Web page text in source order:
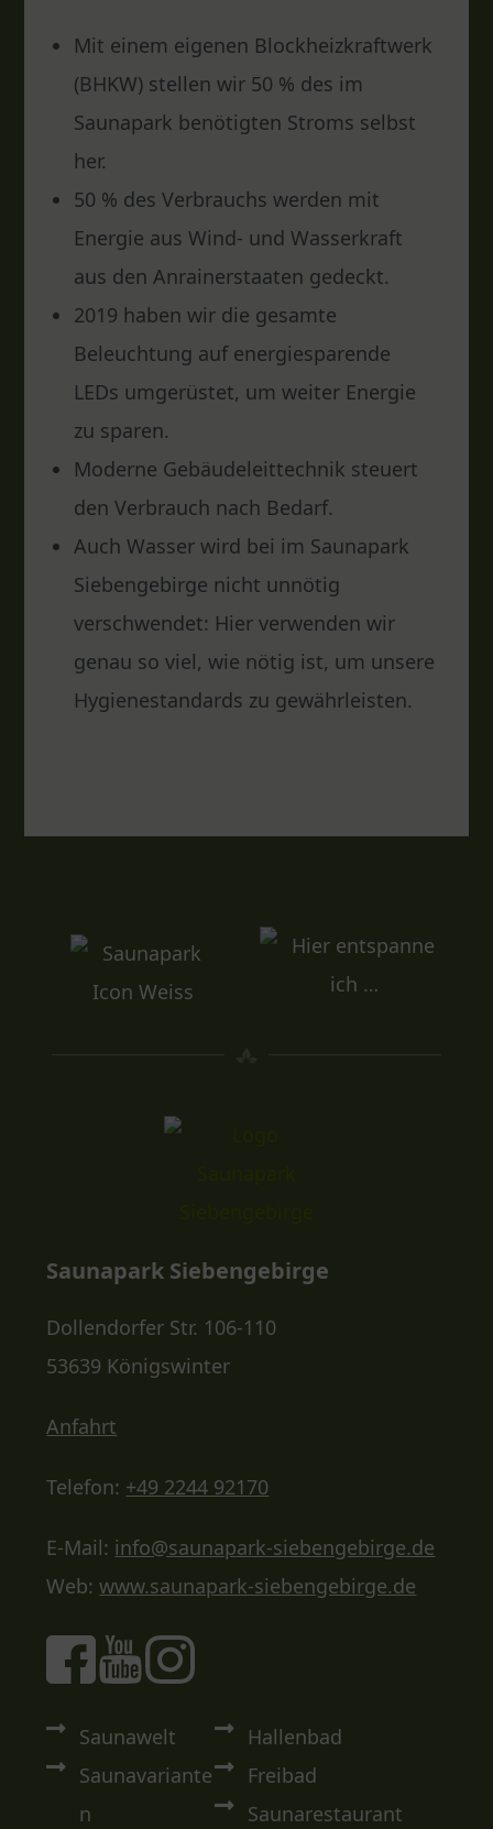
Mit einem eigenen Blockheizkraftwerk
(BHKW) stellen wir 50 % des im
Saunapark benötigten Stroms selbst
her.
50 % des Verbrauchs werden mit
Energie aus Wind- und Wasserkraft
aus den Anrainerstaaten gedeckt.
2019 haben wir die gesamte
Beleuchtung auf energiesparende
LEDs umgerüstet, um weiter Energie
zu sparen.
Moderne Gebäudeleittechnik steuert
den Verbrauch nach Bedarf.
Auch Wasser wird bei im Saunapark
Siebengebirge nicht unnötig
verschwendet: Hier verwenden wir
genau so viel, wie nötig ist, um unsere
Hygienestandards zu gewährleisten.
Saunapark Siebengebirge
Dollendorfer Str. 106-110
53639 Königswinter
Anfahrt
Telefon: +49 2244 92170
E-Mail: info@saunapark-siebengebirge.de
Web:www.saunapark-siebengebirge.de
Saunawelt
Saunavariante
n
Hallenbad
Freibad
Saunarestaurant